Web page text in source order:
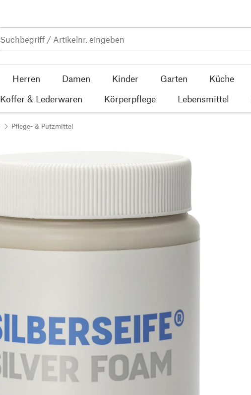
Herren Damen Kinder Garten Küche
Koffer & Lederwaren Körperpflege Lebensmittel
Pflege- & Putzmittel